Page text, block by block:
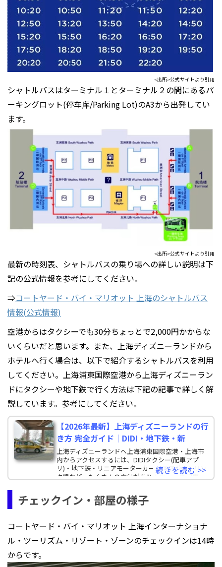
<出所>公式サイトより引用
シャトルバスはターミナル１とターミナル２の間にあるパ
ーキングロット(停车库/Parking Lot)のA3から出発してい
ます。
<出所>公式サイトより引用
最新の時刻表、シャトルバスの乗り場への詳しい説明は下
記の公式情報を参考にしてください。
⇒コートヤード・バイ・マリオット 上海のシャトルバス
情報(公式情報)
空港からはタクシーでも30分ちょっとで2,000円かからな
いくらいだと思います。また、上海ディズニーランドから
ホテルへ行く場合は、以下で紹介するシャトルバスを利用
してください。上海浦東国際空港から上海ディズニーラン
ドにタクシーや地下鉄で行く方法は下記の記事で詳しく解
説しています。参考にしてください。
【2026年最新】上海ディズニーランドの行
き方 完全ガイド｜DIDI・地下鉄・新
上海ディズニーランドへ上海浦東国際空港・上海市
内からアクセスするには、DIDIタクシー(配車アプ
リ)・地下鉄・リニアモーターカー・エアポートリン
ク線など、たくさんの方法があります。 この記事
続きを読む >>
チェックイン・部屋の様子
コートヤード・バイ・マリオット 上海インターナショナ
ル・ツーリズム・リゾート・ゾーンのチェックインは14時
からです。